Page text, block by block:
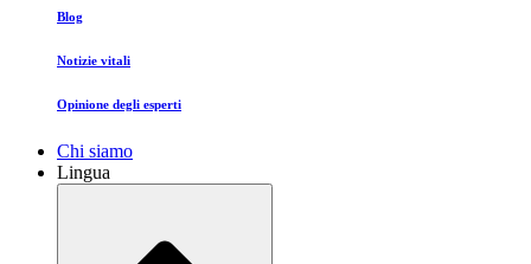
Blog
Notizie vitali
Opinione degli esperti
Chi siamo
Lingua